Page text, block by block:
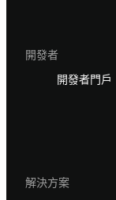
開發者
開發者門戶
解決方案